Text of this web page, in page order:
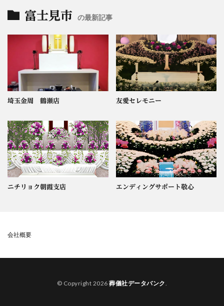
富士見市 の最新記事
埼玉金周 鶴瀬店 友愛セレモニー
ニチリョク朝霞支店 エンディングサポート敬心
会社概要
© Copyright 2026葬儀社データバンク.